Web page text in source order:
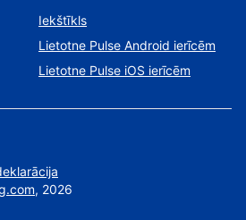
Iekštīkls
Lietotne Pulse Android ierīcēm
Lietotne Pulse iOS ierīcēm
, 2026